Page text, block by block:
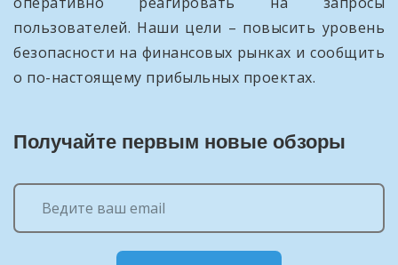
пользователей. Наши цели – повысить уровень
безопасности на финансовых рынках и сообщить
о по-настоящему прибыльных проектах.
Получайте первым новые обзоры